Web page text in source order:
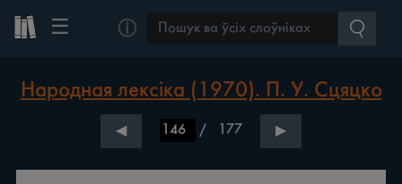
☰ ⓘ
Народная лексіка (1970). П. У. Сцяцко
◀ / 177 ▶